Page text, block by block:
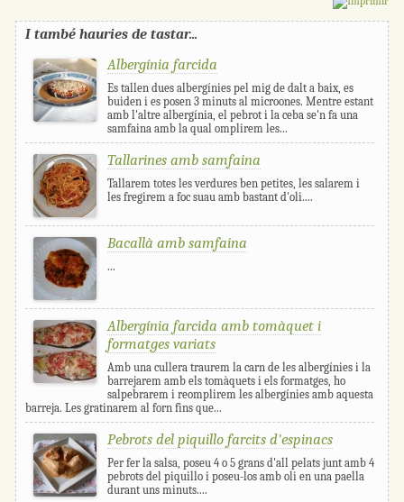
I també hauries de tastar...
Albergínia farcida
Es tallen dues albergínies pel mig de dalt a baix, es
buiden i es posen 3 minuts al microones. Mentre estant
amb l'altre albergínia, el pebrot i la ceba se'n fa una
samfaina amb la qual omplirem les...
Tallarines amb samfaina
Tallarem totes les verdures ben petites, les salarem i
les fregirem a foc suau amb bastant d'oli....
Bacallà amb samfaina
...
Albergínia farcida amb tomàquet i
formatges variats
Amb una cullera traurem la carn de les albergínies i la
barrejarem amb els tomàquets i els formatges, ho
salpebrarem i reomplirem les albergínies amb aquesta
barreja. Les gratinarem al forn fins que...
Pebrots del piquillo farcits d'espinacs
Per fer la salsa, poseu 4 o 5 grans d'all pelats junt amb 4
pebrots del piquillo i poseu-los amb oli en una paella
durant uns minuts....